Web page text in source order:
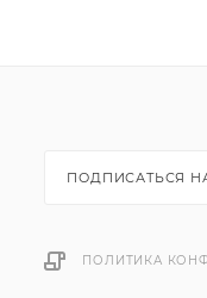
ПОДПИСАТЬСЯ
ПОЛИТИКА